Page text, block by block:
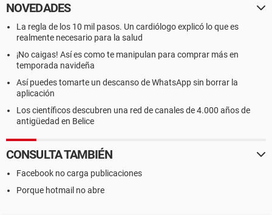
NOVEDADES
La regla de los 10 mil pasos. Un cardiólogo explicó lo que es
realmente necesario para la salud
¡No caigas! Así es como te manipulan para comprar más en
temporada navideña
Así puedes tomarte un descanso de WhatsApp sin borrar la
aplicación
Los científicos descubren una red de canales de 4.000 años de
antigüedad en Belice
CONSULTA TAMBIÉN
Facebook no carga publicaciones
Porque hotmail no abre